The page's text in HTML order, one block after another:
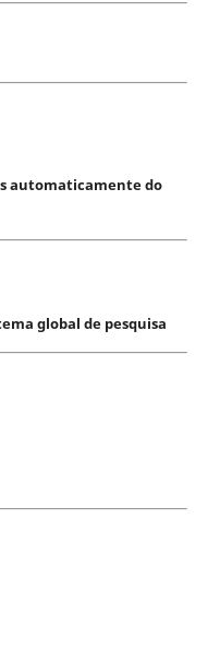
automaticamente do
global de pesquisa